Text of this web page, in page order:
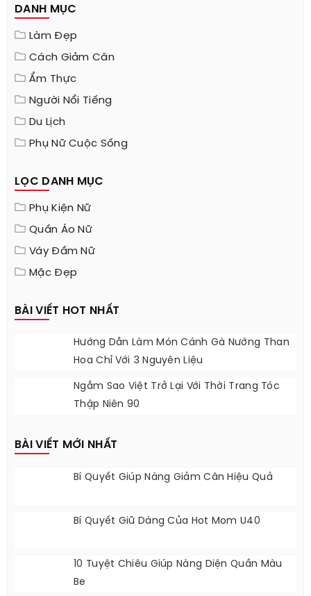
DANH MỤC
Làm Đẹp
Cách Giảm Cân
Ẩm Thực
Người Nổi Tiếng
Du Lịch
Phụ Nữ Cuộc Sống
LỌC DANH MỤC
Phụ Kiện Nữ
Quần Áo Nữ
Váy Đầm Nữ
Mặc Đẹp
BÀI VIẾT HOT NHẤT
Hướng Dẫn Làm Món Cánh Gà Nướng Than
Hoa Chỉ Với 3 Nguyên Liệu
Ngắm Sao Việt Trở Lại Với Thời Trang Tóc
Thập Niên 90
BÀI VIẾT MỚI NHẤT
Bí Quyết Giúp Nàng Giảm Cân Hiệu Quả
Bí Quyết Giữ Dáng Của Hot Mom U40
10 Tuyệt Chiêu Giúp Nàng Diện Quần Màu
Be